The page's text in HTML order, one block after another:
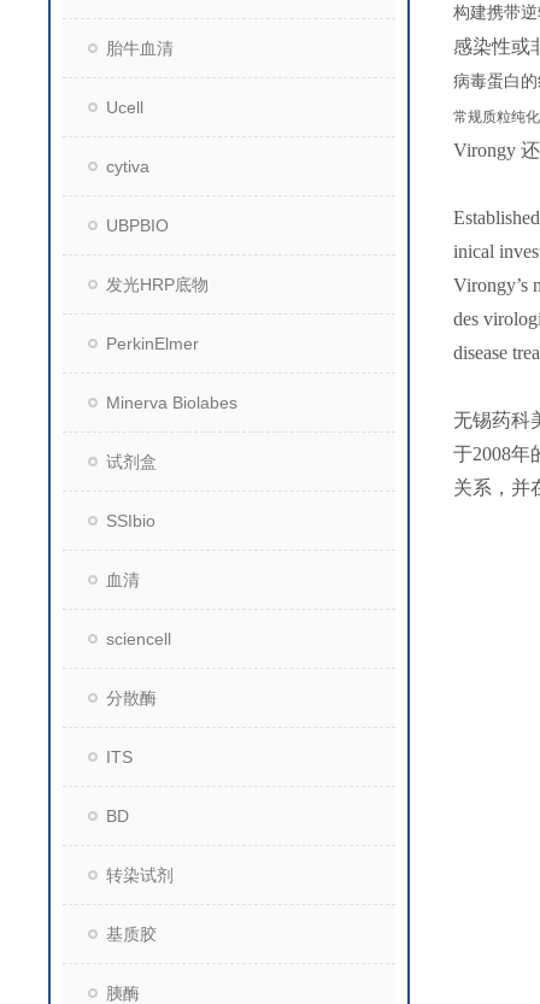
胎牛血清
Ucell
cytiva
UBPBIO
发光HRP底物
PerkinElmer
Minerva Biolabes
试剂盒
SSIbio
血清
sciencell
分散酶
ITS
BD
转染试剂
基质胶
胰酶
构建携带
感染性或
病毒蛋白
常规质粒纯
Virongy
inical
Virongy’s
des
disease
无锡药科
于2008年
关系，并